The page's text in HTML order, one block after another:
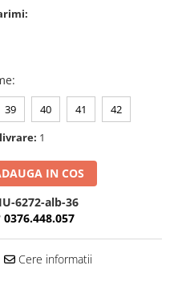
:
39 40 41
42
1
IN COS
6272-alb-36
0376.448.057
Cere informatii